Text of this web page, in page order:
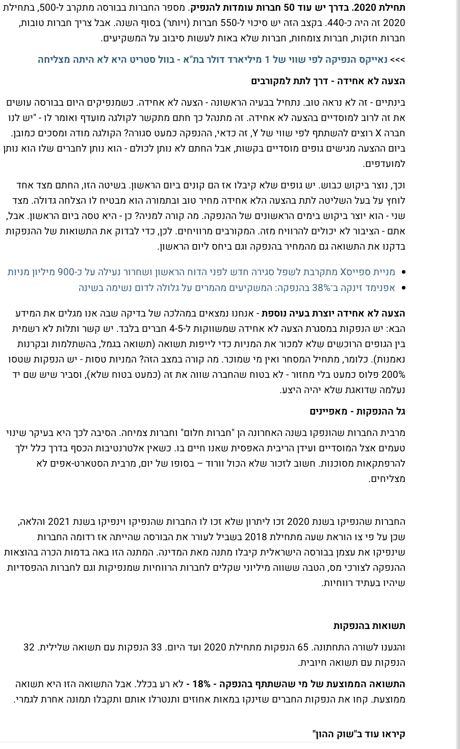
תחילת 2020. בדרך יש עוד 50 חברות עומדות להנפיק
. מספר החברות בבורסה מתקרב ל-500, בתחילת
2020 זה היה כ-440. בקצב הזה יש סיכוי ל-550 חברות (ויותר) בסוף השנה. אבל צריך חברות טובות,
חברות חזקות, חברות צומחות, חברות שלא באות לעשות סיבוב על המשקיעים.
>>> נאייקס הנפיקה לפי שווי של 1 מיליארד דולר בת"א - בוול סטריט היא לא היתה מצליחה
הצעה לא אחידה - דרך לתת למקורבים
בינתיים - זה לא נראה טוב. נתחיל בבעיה הראשונה - הצעה לא אחידה. כשמנפיקים היום בבורסה עושים
את זה לרוב למוסדיים בהצעה לא אחידה. זה מתנהל כך חתם מתקשר לקולגה מועדף ואומר לו - "יש לנו
חברה X רוצים להשתתף לפי שווי של Y, זה כדאי, ההנפקה כמעט סגורה? הקולגה מודה ומסכים כמובן.
ביום ההצעה מגישים גופים מוסדיים בקשות, אבל החתם לא נותן לכולם - הוא נותן לחברים שלו הוא נותן
למועדפים.
וכך, נוצר ביקוש כבוש. יש גופים שלא קיבלו אז הם קונים ביום הראשון. בשיטה הזו, החתם מצד אחד
לוחץ על בעל השליטה לתת בהצעה הלא אחידה מחיר טוב ובתמורה הוא מבטיח לו הצלחה גדולה. מצד
שני - הוא יוצר ביקוש בימים הראשונים של ההנפקה. מה קורה למניה? כן - היא טסה ביום הראשון. אבל,
אתם - הציבור לא יכולים להרוויח מזה. המקורבים מרוויחים. לכן, כדי לבדוק את התשואות של ההנפקות
בדקנו את התשואה גם מהמחיר בהנפקה וגם ביחס ליום הראשון.
מניית ספייסX מתקרבת לשפל סגירה חדש לפני הדוח הראשון ושחרור נעילה על כ-900 מיליון מניות
אפנימד זינקה ב־38% בהנפקה: המשקיעים מהמרים על גלולה לדום נשימה בשינה
הצעה לא אחידה יוצרת בעיה נוספת- אנחנו נמצאים במהלכה של בדיקה שבה אנו מגלים את המידע
הבא: יש הנפקות במסגרת הצעה לא אחידה שמשווקות ל-4-5 חברים בלבד. יש קשר ותלות לא רשמית
בין הגופים הרוכשים שלא למכור את המניות כדי לייפות תשואה (תשואה בגמל, בהשתלמות ובקרנות
נאמנות). כלומר, מתחיל המסחר ואין מי שמוכר. מה קורה במצב הזה? המניות טסות - יש הנפקות שטסו
200% פלוס כמעט בלי מחזור - לא בטוח שהחברה שווה את זה (כמעט בטוח שלא), וסביר שיש שם יד
נעלמה שדואגת שלא יהיה היצע.
גל ההנפקות - מאפיינים
מרבית החברות שהונפקו בשנה האחרונה הן "חברות חלום" וחברות צמיחה. הסיבה לכך היא בעיקר שינוי
טעמים אצל המוסדיים ועידן הריבית האפסית שאנו חיים בו. כשאין אלטרנטיבות הכסף בדרך כלל ילך
להרפתקאות מסוכנות. חשוב לזכור שלא הכול וורוד – בסופו של יום, מרבית הסטארט-אפים לא
מצליחים.
החברות שהנפיקו בשנת 2020 זכו ליתרון שלא זכו לו החברות שהנפיקו וינפיקו בשנת 2021 והלאה,
שכן על פי צו הוראת שעה מתחילת 2018 בשביל לעורר את הבורסה שהייתה אז רדומה החברות
שינפיקו את עצמן בבורסה הישראלית קיבלו מתנה מאת המדינה. המתנה הזו באה בדמות הכרה בהוצאות
ההנפקה לצורכי מס, הטבה ששווה מיליוני שקלים לחברות הרווחיות שמנפיקות וגם לחברות ההפסדיות
שיהיו בעתיד רווחיות.
תשואות בהנפקות
והגענו לשורה התחתונה. 65 הנפקות מתחילת 2020 ועד היום. 33 הנפקות עם תשואה שלילית. 32
הנפקות עם תשואה חיובית.
התשואה הממוצעת של מי שהשתתף בהנפקה - 18% -
לא רע בכלל. אבל התשואה הזו היא תשואה
ממוצעת. קחו את הנפקות החברים שזינקו במאות אחוזים ותנטרלו אותם ותקבלו תמונה אחרת לגמרי.
קיראו עוד ב"שוק ההון"